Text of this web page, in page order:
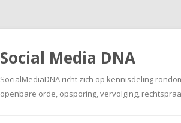
Social Media DNA
SocialMediaDNA richt zich op kennisdeling
openbare orde, opsporing, vervolging,